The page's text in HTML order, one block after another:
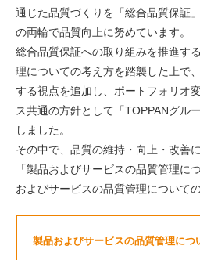
通じた品質づくりを「総合品質保証
の両輪で品質向上に努めています。
総合品質保証への取り組みを推進す
理についての考え方を踏襲した上で
する視点を追加し、ポートフォリオ
ス共通の方針として「TOPPANグル
しました。
その中で、品質の維持・向上・改善
「製品およびサービスの品質管理に
およびサービスの品質管理について
製品およびサービスの品質管理につ